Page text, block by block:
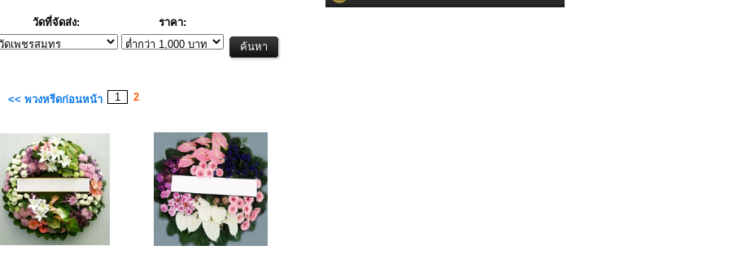
วัดที่จัดส่ง: ราคา:
<< พวงหรีดก่อนหน้า 1 2